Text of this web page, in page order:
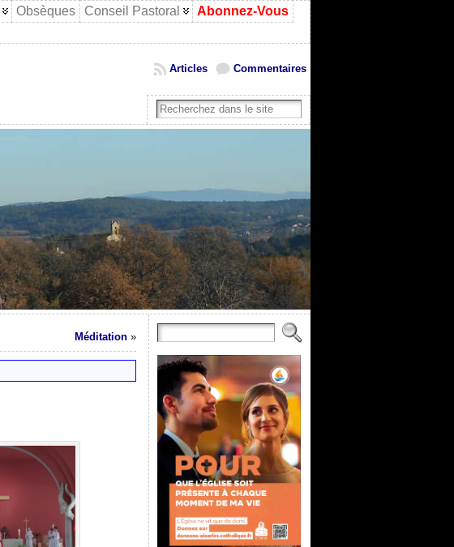
Obsèques Conseil Pastoral
Abonnez-Vous
Commentaires
Articles
Méditation »